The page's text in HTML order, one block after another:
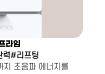
라임
#리프팅
초음파 에너지를